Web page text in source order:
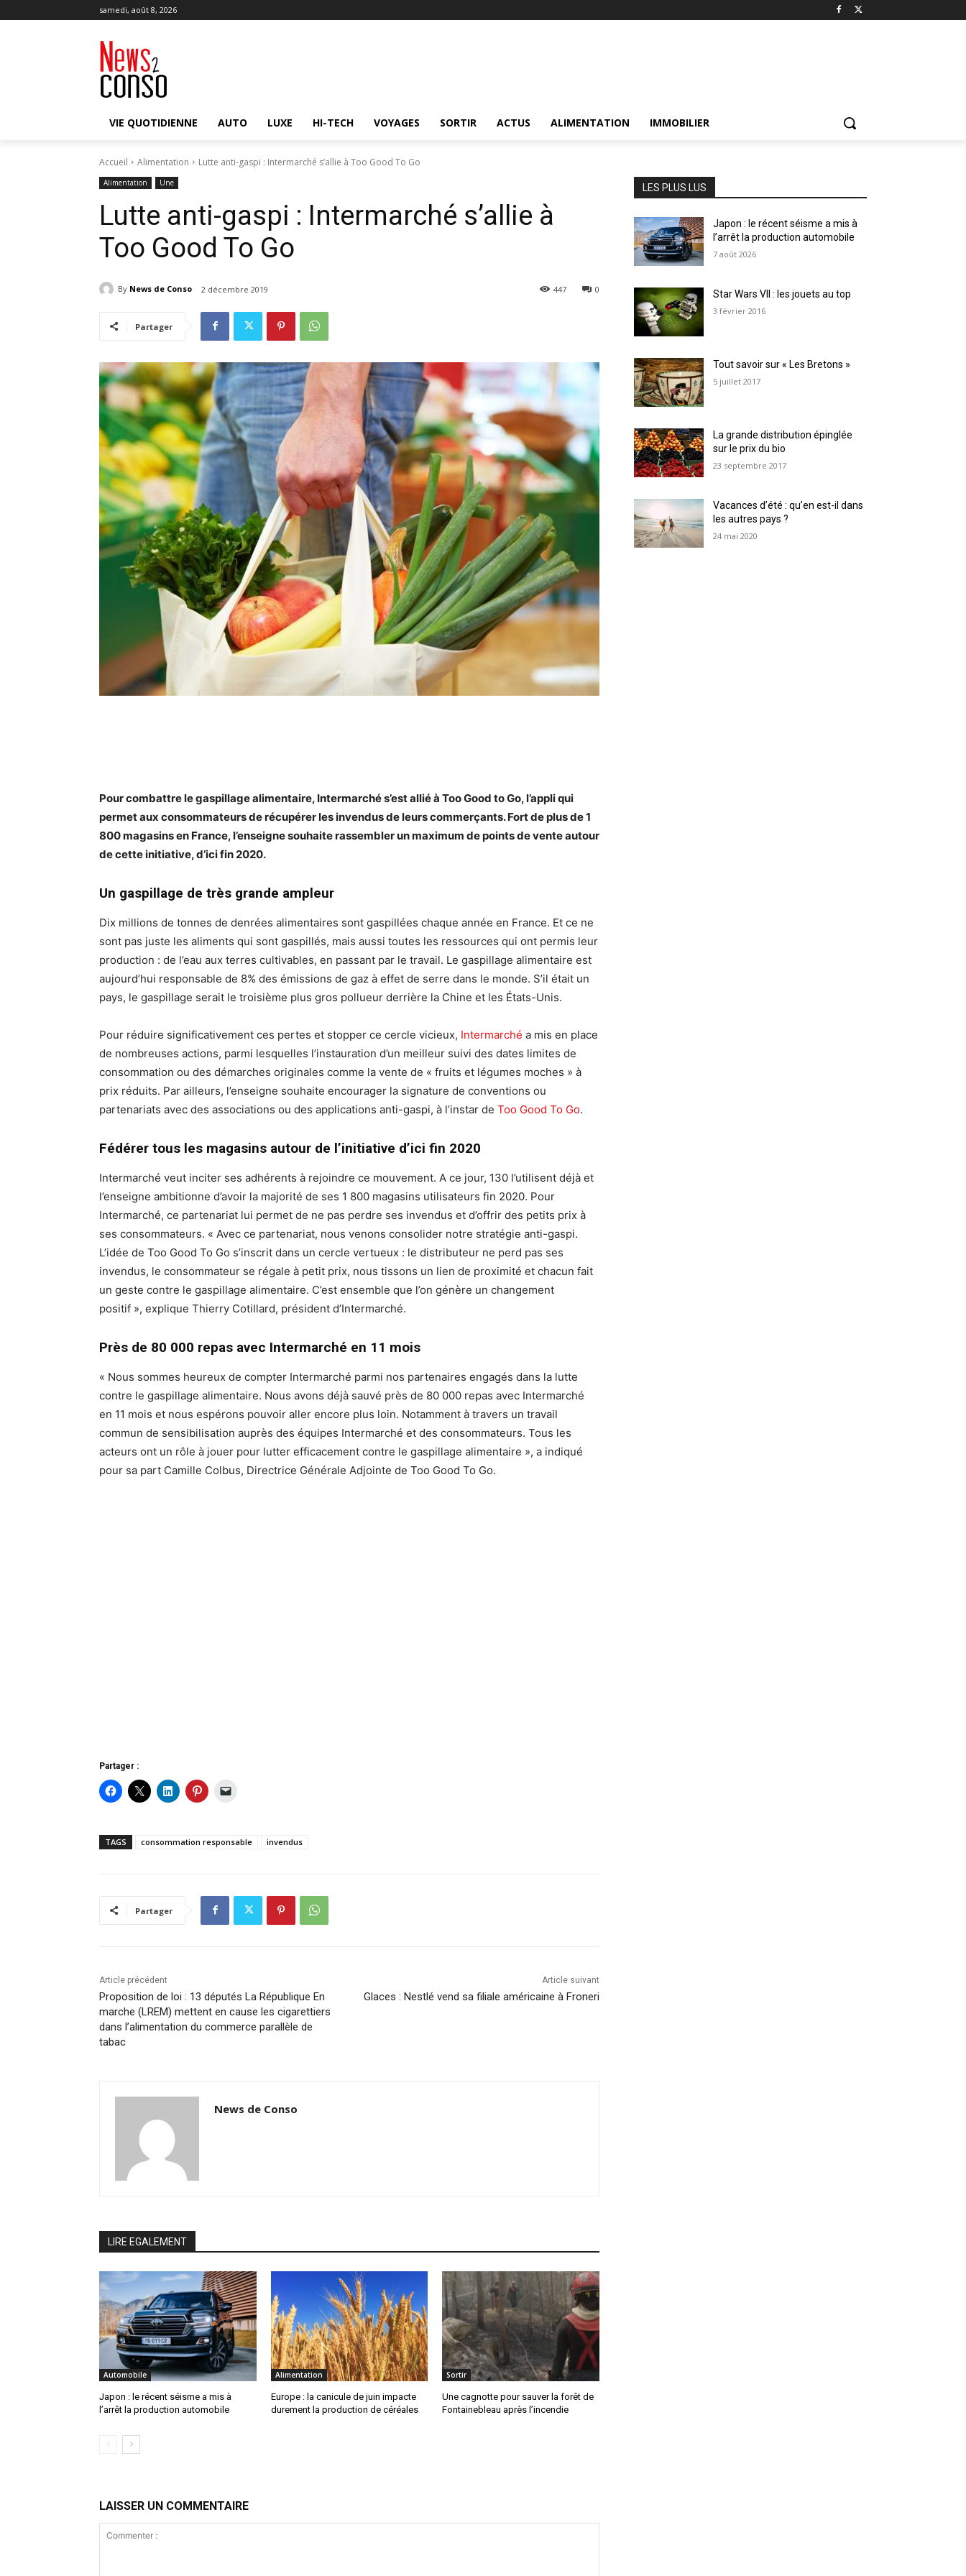
samedi, août 8, 2026
VIE QUOTIDIENNE AUTO LUXE HI-TECH VOYAGES SORTIR ACTUS ALIMENTATION IMMOBILIER
Accueil Alimentation Lutte anti-gaspi : Intermarché s’allie à Too Good To Go
Alimentation Une
Lutte anti-gaspi : Intermarché s’allie à
Too Good To Go
By News de Conso 2 décembre 2019 0
447
Partager
Pour combattre le gaspillage alimentaire, Intermarché s’est allié à Too Good to Go, l’appli qui
permet aux consommateurs de récupérer les invendus de leurs commerçants. Fort de plus de 1
800 magasins en France, l’enseigne souhaite rassembler un maximum de points de vente autour
de cette initiative, d’ici fin 2020.
Un gaspillage de très grande ampleur
Dix millions de tonnes de denrées alimentaires sont gaspillées chaque année en France. Et ce ne
sont pas juste les aliments qui sont gaspillés, mais aussi toutes les ressources qui ont permis leur
production : de l’eau aux terres cultivables, en passant par le travail. Le gaspillage alimentaire est
aujourd’hui responsable de 8% des émissions de gaz à effet de serre dans le monde. S’il était un
pays, le gaspillage serait le troisième plus gros pollueur derrière la Chine et les États-Unis.
Pour réduire significativement ces pertes et stopper ce cercle vicieux, Intermarché a mis en place
de nombreuses actions, parmi lesquelles l’instauration d’un meilleur suivi des dates limites de
consommation ou des démarches originales comme la vente de « fruits et légumes moches » à
prix réduits. Par ailleurs, l’enseigne souhaite encourager la signature de conventions ou
partenariats avec des associations ou des applications anti-gaspi, à l’instar de Too Good To Go.
Fédérer tous les magasins autour de l’initiative d’ici fin 2020
Intermarché veut inciter ses adhérents à rejoindre ce mouvement. A ce jour, 130 l’utilisent déjà et
l’enseigne ambitionne d’avoir la majorité de ses 1 800 magasins utilisateurs fin 2020. Pour
Intermarché, ce partenariat lui permet de ne pas perdre ses invendus et d’offrir des petits prix à
ses consommateurs. « Avec ce partenariat, nous venons consolider notre stratégie anti-gaspi.
L’idée de Too Good To Go s’inscrit dans un cercle vertueux : le distributeur ne perd pas ses
invendus, le consommateur se régale à petit prix, nous tissons un lien de proximité et chacun fait
un geste contre le gaspillage alimentaire. C’est ensemble que l’on génère un changement
positif », explique Thierry Cotillard, président d’Intermarché.
Près de 80 000 repas avec Intermarché en 11 mois
« Nous sommes heureux de compter Intermarché parmi nos partenaires engagés dans la lutte
contre le gaspillage alimentaire. Nous avons déjà sauvé près de 80 000 repas avec Intermarché
en 11 mois et nous espérons pouvoir aller encore plus loin. Notamment à travers un travail
commun de sensibilisation auprès des équipes Intermarché et des consommateurs. Tous les
acteurs ont un rôle à jouer pour lutter efficacement contre le gaspillage alimentaire », a indiqué
pour sa part Camille Colbus, Directrice Générale Adjointe de Too Good To Go.
Partager :
TAGS consommation responsable invendus
Partager
Article précédent
Proposition de loi : 13 députés La République En
marche (LREM) mettent en cause les cigarettiers
dans l’alimentation du commerce parallèle de
tabac
Article suivant
Glaces : Nestlé vend sa filiale américaine à Froneri
News de Conso
LIRE EGALEMENT
Automobile
Japon : le récent séisme a mis à
l’arrêt la production automobile
Alimentation
Europe : la canicule de juin impacte
durement la production de céréales
Sortir
Une cagnotte pour sauver la forêt de
Fontainebleau après l’incendie
LAISSER UN COMMENTAIRE
LES PLUS LUS
Japon : le récent séisme a mis à
l’arrêt la production automobile
7 août 2026
Star Wars VII : les jouets au top
3 février 2016
Tout savoir sur « Les Bretons »
5 juillet 2017
La grande distribution épinglée
sur le prix du bio
23 septembre 2017
Vacances d’été : qu’en est-il dans
les autres pays ?
24 mai 2020